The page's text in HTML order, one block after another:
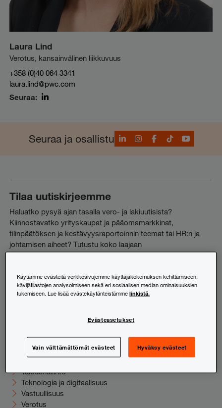
Laura Lind
Verotus, kansainvälinen liikkuvuus
+358 (0)40 064 3341
laura.lind@pwc.com
Seuraa:
Seuraa ja osallistuLinkedInInstagram
Facebook
TikTokYouTube
Tilaa uutiskirjeemme
Haluatko pysyä ajan tasalla vero- ja lakiuutisista?
Kiinnostavatko yrityskaupat ja pääomamarkkinat,
tilinpäätöksen ja kestävyysraportoinnin teemat tai HR:n ja
johtamisen aiheet? Tutustu koko laajaan
uutiskirjevalikoimaamme ja tilaa juuri sinua kiinnostavat
Tutustu ja tilaa
Elinkeinoelämä
HR ja johtaminen
Juridiikka
Taloushallinto
Teknologia ja digitaalisuus
Vastuullisuus
Verotus
Käytämme evästeitä verkkosivujemme käyttäjäkokemuksen kehittämiseen,
kävijätilastojen analysoimiseen sekä eri sosiaalisen median ominaisuuksien
tukemiseen. Lue lisää evästekäytänteistämmelinkistä.
Evästeasetukset
Vain välttämättömät evästeet Hyväksy evästeet